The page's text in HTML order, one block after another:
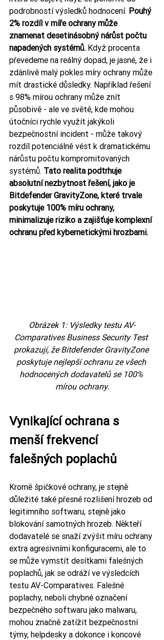
podrobností výsledků hodnocení. Pouhý
2% rozdíl v míře ochrany může
znamenat desetinásobný nárůst počtu
napadených systémů. Když procenta
převedeme na reálný dopad, je jasné, že i
zdánlivě malý pokles míry ochrany může
mít drastické důsledky. Například řešení
s 98% mírou ochrany může znít
působivě - ale ve světě, kde mohou
útočníci rychle využít jakýkoli
bezpečnostní incident - může takový
rozdíl potenciálně vést k dramatickému
nárůstu počtu kompromitovaných
systémů. Tato realita podtrhuje
absolutní nezbytnost řešení, jako je
Bitdefender GravityZone, které trvale
poskytuje 100% míru ochrany,
minimalizuje riziko a zajišťuje komplexní
ochranu před kybernetickými hrozbami.
Obrázek 1: Výsledky testu AV-
Comparatives Business Security Test
prokazují, že Bitdefender GravityZone
poskytuje nejlepší ochranu ze všech
hodnocených dodavatelů se 100%
mírou ochrany.
Vynikající ochrana s
menší frekvencí
falešných poplachů
Kromě špičkové ochrany, je stejně
důležité také přesné rozlišení hrozeb od
legitimního softwaru, stejně jako
blokování samotných hrozeb. Někteří
dodavatelé se snaží zvýšit míru ochrany
extra agresivními konfiguracemi, ale to
se může vymstít desítkami falešných
poplachů, jak se odráží ve výsledcích
testu AV-Comparatives. Falešné
poplachy, neboli chybné označení
bezpečného softwaru jako malwaru,
mohou značně zatížit bezpečnostní
týmy, helpdesky a dokonce i koncové